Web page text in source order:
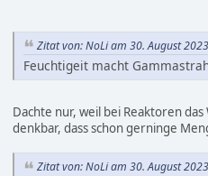
Zitat von: NoLi am 30. August
Feuchtigeit macht
Dachte nur, weil bei Reaktoren
denkbar, dass schon gerninge
Zitat von: NoLi am 30. August